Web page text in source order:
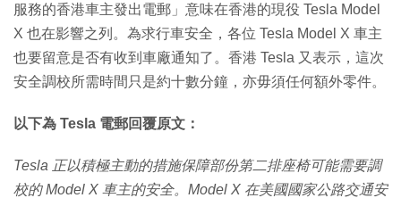
服務的香港車主發出電郵」意味在香港的現役 Tesla Model
X 也在影響之列。為求行車安全，各位 Tesla Model X 車主
也要留意是否有收到車廠通知了。香港 Tesla 又表示，這次
安全調校所需時間只是約十數分鐘，亦毋須任何額外零件。
以下為 Tesla 電郵回覆原文：
Tesla 正以積極主動的措施保障部份第二排座椅可能需要調
校的 Model X 車主的安全。Model X 在美國國家公路交通安